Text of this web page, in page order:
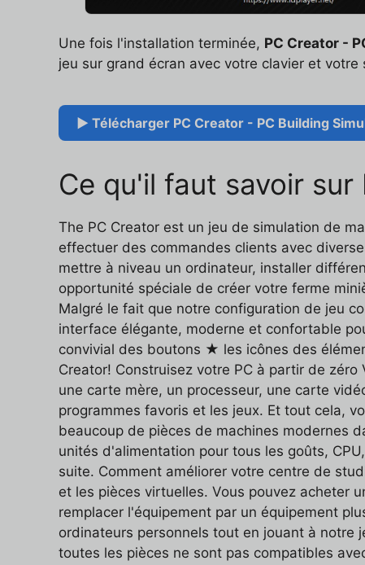
Une fois l'installation terminée, PC Creator -
jeu sur grand écran avec votre clavier et votre
▶ Télécharger PC Creator - PC Building
Ce qu'il faut savoir
The PC Creator est un jeu de simulation de
effectuer des commandes clients avec
mettre à niveau un ordinateur, installer
opportunité spéciale de créer votre ferme
Malgré le fait que notre configuration de jeu
interface élégante, moderne et confortable
convivial des boutons ★ les icônes des
Creator! Construisez votre PC à partir de
une carte mère, un processeur, une carte
programmes favoris et les jeux. Et tout cela,
beaucoup de pièces de machines modernes
unités d'alimentation pour tous les goûts,
suite. Comment améliorer votre centre de
et les pièces virtuelles. Vous pouvez acheter
remplacer l'équipement par un équipement
ordinateurs personnels tout en jouant à notre
toutes les pièces ne sont pas compatibles